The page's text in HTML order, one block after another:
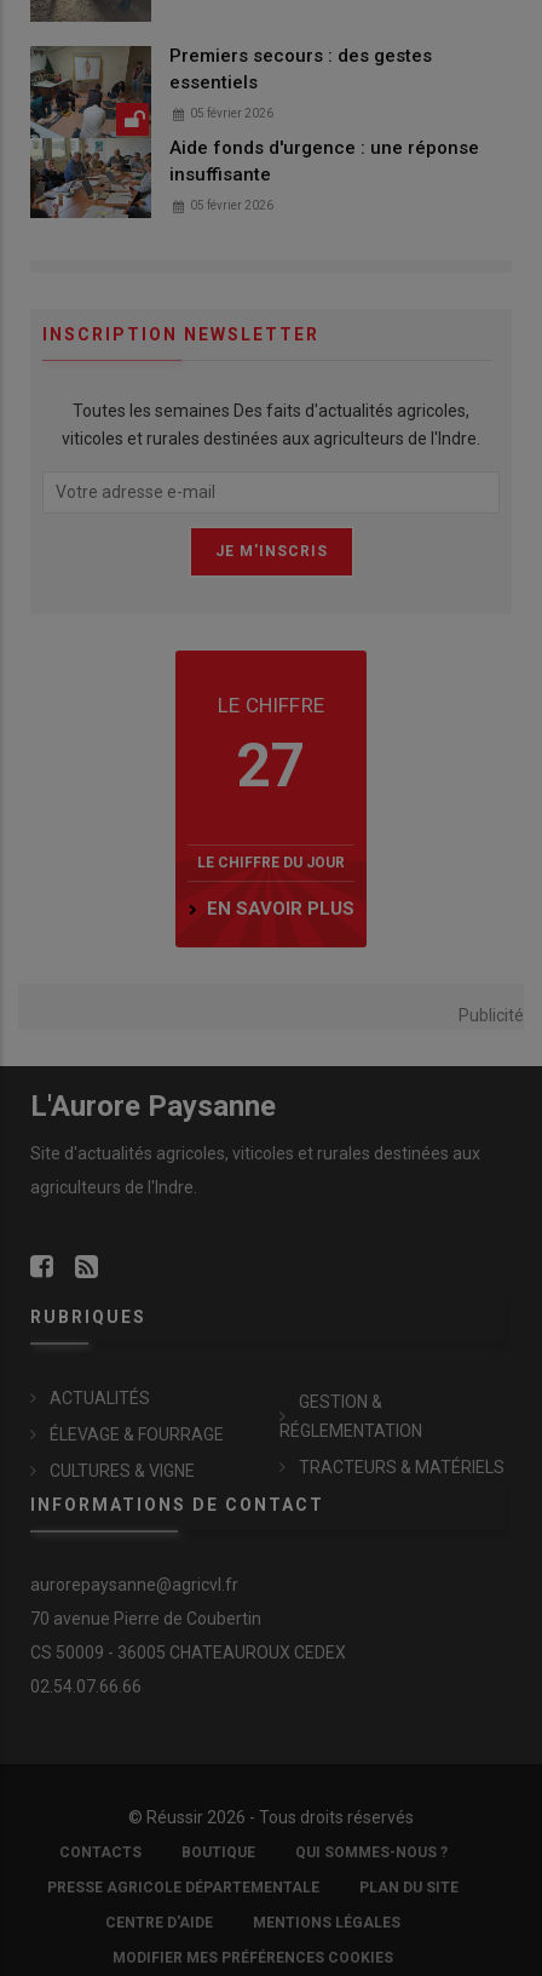
Premiers secours : des gestes
essentiels
05 février 2026
Aide fonds d'urgence : une réponse
insuffisante
05 février 2026
INSCRIPTION NEWSLETTER
Toutes les semaines Des faits d'actualités agricoles,
viticoles et rurales destinées aux agriculteurs de l'Indre.
LE CHIFFRE
27
LE CHIFFRE DU JOUR
EN SAVOIR PLUS
Publicité
L'Aurore Paysanne
Site d'actualités agricoles, viticoles et rurales destinées aux
agriculteurs de l'Indre.
RUBRIQUES
ACTUALITÉS
ÉLEVAGE & FOURRAGE
CULTURES & VIGNE
GESTION &
RÉGLEMENTATION
TRACTEURS & MATÉRIELS
INFORMATIONS DE CONTACT
aurorepaysanne@agricvl.fr
70 avenue Pierre de Coubertin
CS 50009 - 36005 CHATEAUROUX CEDEX
02.54.07.66.66
© Réussir 2026 - Tous droits réservés
FOOTER
COPYRIGHT
CONTACTS BOUTIQUE QUI SOMMES-NOUS ?
PRESSE AGRICOLE DÉPARTEMENTALE PLAN DU SITE
CENTRE D'AIDE MENTIONS LÉGALES
MODIFIER MES PRÉFÉRENCES COOKIES